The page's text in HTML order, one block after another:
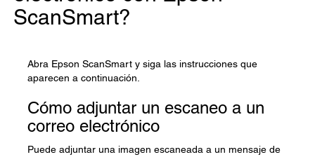
ScanSmart?
Abra Epson ScanSmart y siga las instrucciones que
aparecen a continuación.
Cómo adjuntar un escaneo a un
correo electrónico
Puede adjuntar una imagen escaneada a un mensaje de